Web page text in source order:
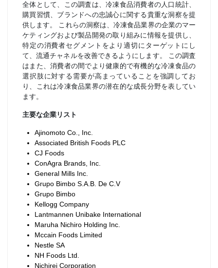
全体として、この調査は、冷凍食品消費者の人口統計、
購買習慣、ブランドへの忠誠心に関する貴重な洞察を提
供します。 これらの洞察は、冷凍食品業界の企業のマー
ケティングおよび製品開発の取り組みに情報を提供し、
特定の消費者セグメントをより適切にターゲットにし
て、流通チャネルを改善できるようにします。 この調査
はまた、消費者の間でより健康的で有機的な冷凍食品の
選択肢に対する需要が高まっていることを強調してお
り、これは冷凍食品業界の潜在的な成長分野を表してい
ます。
主要な企業リスト
Ajinomoto Co., Inc.
Associated British Foods PLC
CJ Foods
ConAgra Brands, Inc.
General Mills Inc.
Grupo Bimbo S.A.B. De C.V
Grupo Bimbo
Kellogg Company
Lantmannen Unibake International
Maruha Nichiro Holding Inc.
Mccain Foods Limited
Nestle SA
NH Foods Ltd.
Nichirei Corporation